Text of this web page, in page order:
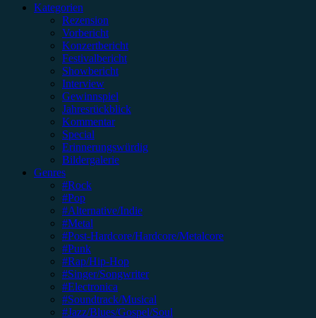
Kategorien
Rezension
Vorbericht
Konzertbericht
Festivalbericht
Showbericht
Interview
Gewinnspiel
Jahresrückblick
Kommentar
Special
Erinnerungswürdig
Bildergalerie
Genres
#Rock
#Pop
#Alternative/Indie
#Metal
#Post-Hardcore/Hardcore/Metalcore
#Punk
#Rap/Hip-Hop
#Singer/Songwriter
#Electronica
#Soundtrack/Musical
#Jazz/Blues/Gospel/Soul